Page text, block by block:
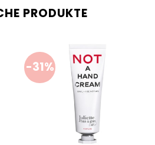
PRODUKTE
-31%